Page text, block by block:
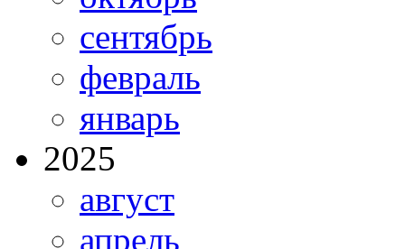
сентябрь
февраль
январь
2025
август
апрель